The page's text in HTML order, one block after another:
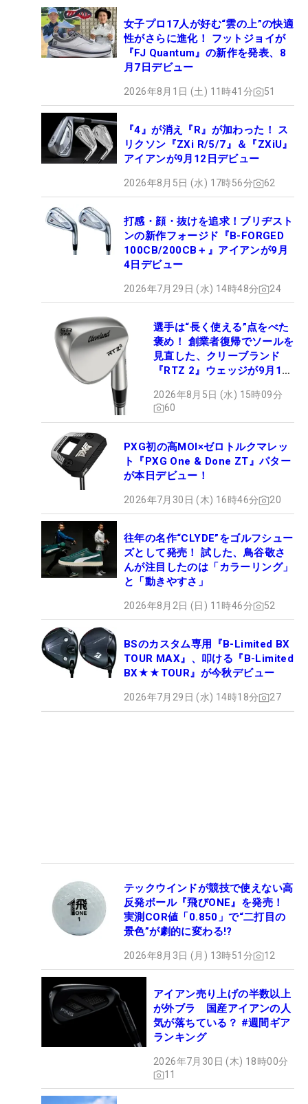
女子プロ17人が好む“雲の上”の快適
性がさらに進化！ フットジョイが
『FJ Quantum』の新作を発表、8
月7日デビュー
2026年8月1日 (土) 11時41分 51
『4』が消え『R』が加わった！ ス
リクソン『ZXi R/5/7』＆『ZXiU』
アイアンが9月12日デビュー
2026年8月5日 (水) 17時56分 62
打感・顔・抜けを追求！ブリヂスト
ンの新作フォージド『B-FORGED
100CB/200CB＋』アイアンが9月
4日デビュー
2026年7月29日 (水) 14時48分 24
選手は“長く使える”点をべた
褒め！ 創業者復帰でソールを
見直した、クリーブランド
『RTZ 2』ウェッジが9月12
2026年8月5日 (水) 15時09分
60
PXG初の高MOI×ゼロトルクマレッ
ト『PXG One & Done ZT』パター
が本日デビュー！
2026年7月30日 (木) 16時46分 20
往年の名作“CLYDE”をゴルフシュー
ズとして発売！ 試した、鳥谷敬さ
んが注目したのは「カラーリング」
と「動きやすさ」
2026年8月2日 (日) 11時46分 52
BSのカスタム専用『B-Limited BX
TOUR MAX』、叩ける『B-Limited
BX★★TOUR』が今秋デビュー
2026年7月29日 (水) 14時18分 27
テックウインドが競技で使えない高
反発ボール『飛びONE』を発売！
実測COR値「0.850」で“二打目の
景色”が劇的に変わる!?
2026年8月3日 (月) 13時51分 12
アイアン売り上げの半数以上
が外ブラ 国産アイアンの人
気が落ちている？ #週間ギア
ランキング
2026年7月30日 (木) 18時00分
11